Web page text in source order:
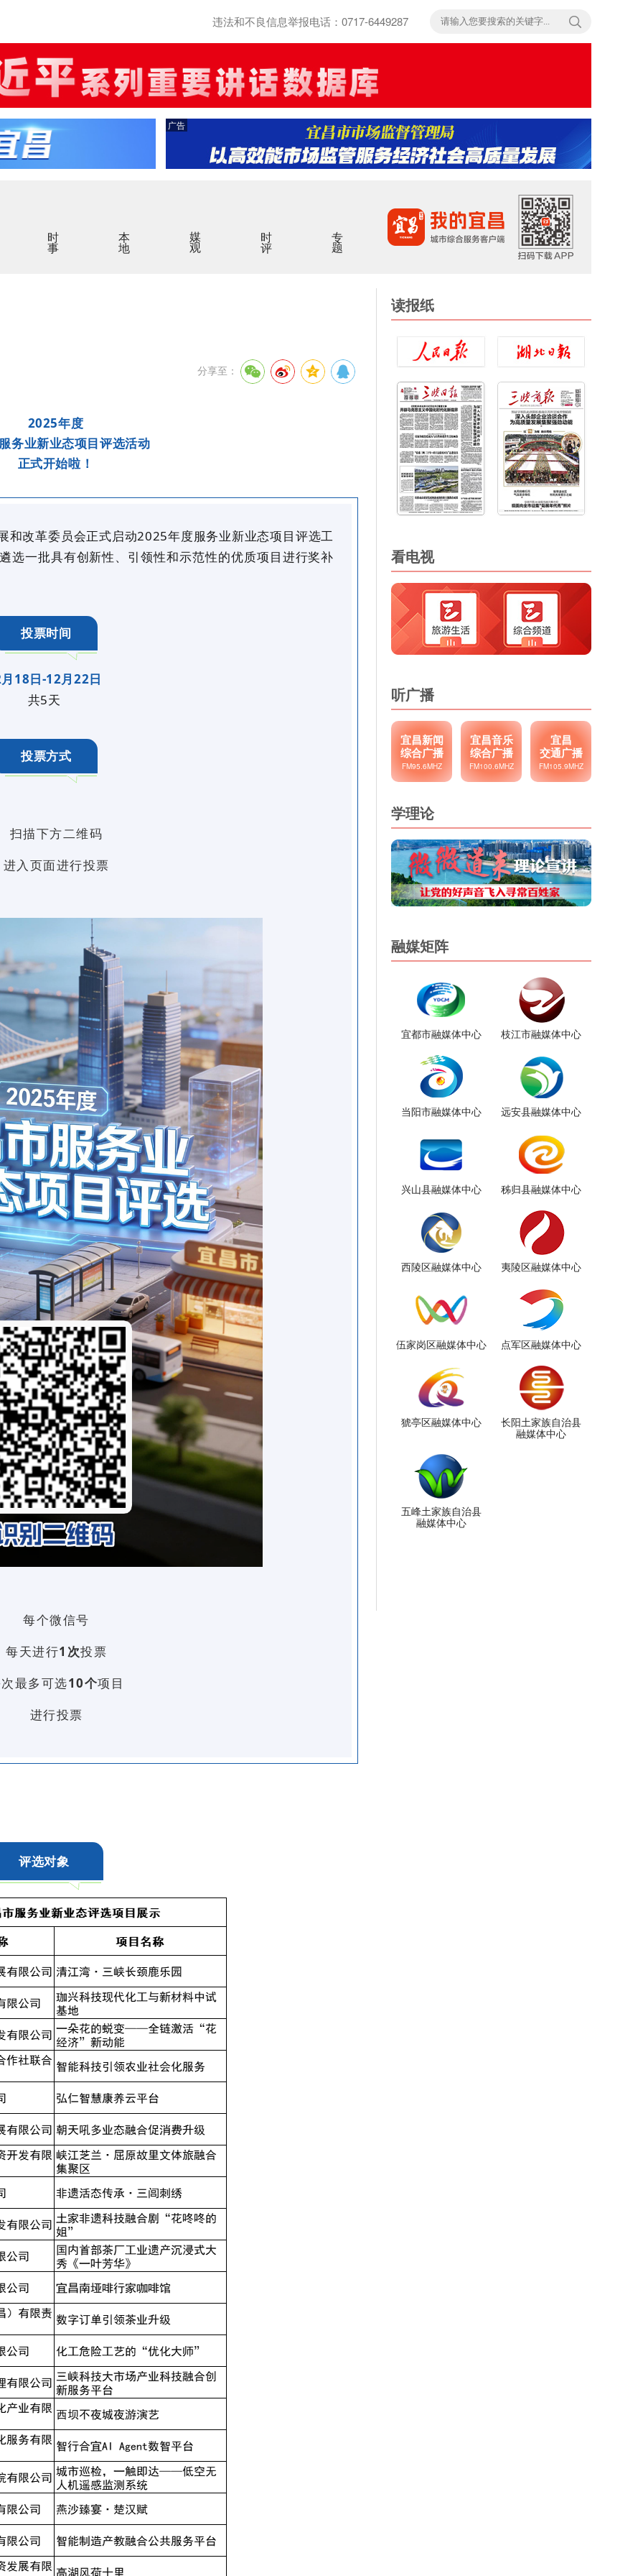
违法和不良信息举报电话：0717-6449287
广告
时事 本地 媒观 时评 专题
分享至：
2025年度
务业新业态项目评选活动
正式开始啦！
和改革委员会正式启动2025年度服务业新业态项目评选工
选一批具有创新性、引领性和示范性的优质项目进行奖补
投票时间
18日-12月22日
共5天
投票方式
扫描下方二维码
进入页面进行投票
每个微信号
每天进行1次投票
最多可选10个项目
进行投票
评选对象
读报纸
看电视
听广播
宜昌新闻
综合广播
FM95.6MHZ
宜昌音乐
综合广播
FM100.6MHZ
宜昌
交通广播
FM105.9MHZ
学理论
融媒矩阵
宜都市融媒体中心 枝江市融媒体中心
当阳市融媒体中心 远安县融媒体中心
兴山县融媒体中心 秭归县融媒体中心
西陵区融媒体中心 夷陵区融媒体中心
伍家岗区融媒体中心 点军区融媒体中心
猇亭区融媒体中心
长阳土家族自治县
融媒体中心
五峰土家族自治县
融媒体中心